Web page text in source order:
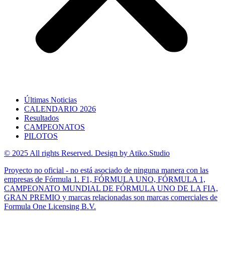
Últimas Noticias
CALENDARIO 2026
Resultados
CAMPEONATOS
PILOTOS
© 2025 All rights Reserved. Design by Atiko.Studio
Proyecto no oficial - no está asociado de ninguna manera con las
empresas de Fórmula 1. F1, FÓRMULA UNO, FÓRMULA 1,
CAMPEONATO MUNDIAL DE FÓRMULA UNO DE LA FIA,
GRAN PREMIO y marcas relacionadas son marcas comerciales de
Formula One Licensing B.V.